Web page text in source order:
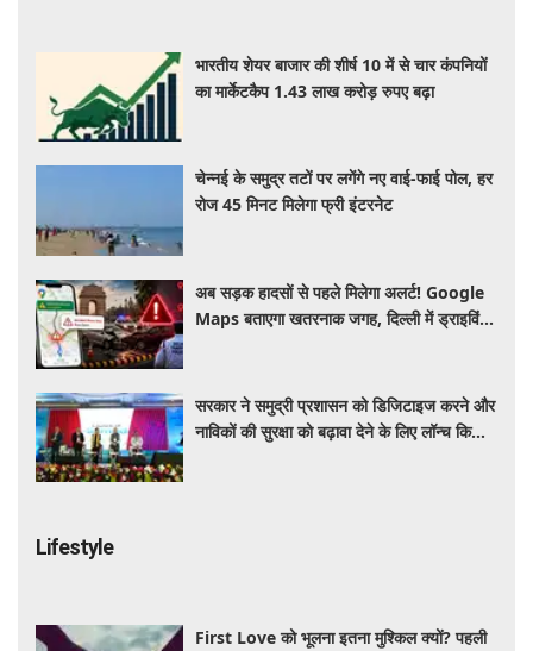
भारतीय शेयर बाजार की शीर्ष 10 में से चार कंपनियों
का मार्केटकैप 1.43 लाख करोड़ रुपए बढ़ा
चेन्नई के समुद्र तटों पर लगेंगे नए वाई-फाई पोल, हर
रोज 45 मिनट मिलेगा फ्री इंटरनेट
अब सड़क हादसों से पहले मिलेगा अलर्ट! Google
Maps बताएगा खतरनाक जगह, दिल्ली में ड्राइविंग
सरकार ने समुद्री प्रशासन को डिजिटाइज करने और
नाविकों की सुरक्षा को बढ़ावा देने के लिए लॉन्च किया
Lifestyle
First Love को भूलना इतना मुश्किल क्यों? पहली